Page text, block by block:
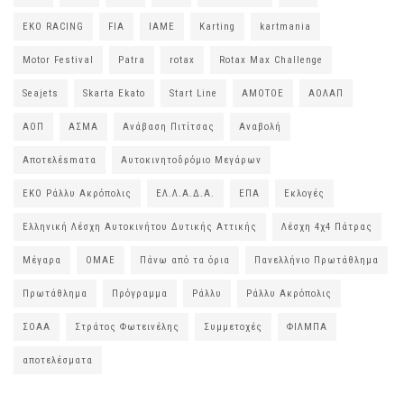
EKO RACING FIA IAME Karting kartmania
Motor Festival Patra rotax Rotax Max Challenge
Seajets Skarta Ekato Start Line ΑΜΟΤΟΕ ΑΟΛΑΠ
ΑΟΠ ΑΣΜΑ Ανάβαση Πιτίτσας Αναβολή
Αποτελέsmατα Αυτοκινητοδρόμιο Μεγάρων
ΕΚΟ Ράλλυ Ακρόπολις ΕΛ.Λ.Α.Δ.Α. ΕΠΑ Εκλογές
Ελληνική Λέσχη Αυτοκινήτου Δυτικής Αττικής Λέσχη 4χ4 Πάτρας
Μέγαρα ΟΜΑΕ Πάνω από τα όρια Πανελλήνιο Πρωτάθλημα
Πρωτάθλημα Πρόγραμμα Ράλλυ Ράλλυ Ακρόπολις
ΣΟΑΑ Στράτος Φωτεινέλης Συμμετοχές ΦΙΛΜΠΑ
αποτελέσματα